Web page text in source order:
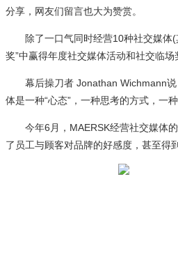
分享，网友们留言也大为赞赏。
除了一口气同时经营10种社交媒体(
奖”中赢得年度社交媒体活动和社交临场
幕后操刀者 Jonathan Wichmann说
体是一种“心态”，一种思考的方式，一
今年6月，MAERSK经营社交媒体的
了员工与顾客对品牌的好感度，甚至得